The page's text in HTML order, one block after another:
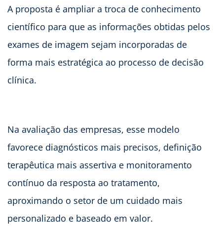
A proposta é ampliar a troca de conhecimento
científico para que as informações obtidas pelos
exames de imagem sejam incorporadas de
forma mais estratégica ao processo de decisão
clínica.
Na avaliação das empresas, esse modelo
favorece diagnósticos mais precisos, definição
terapêutica mais assertiva e monitoramento
contínuo da resposta ao tratamento,
aproximando o setor de um cuidado mais
personalizado e baseado em valor.